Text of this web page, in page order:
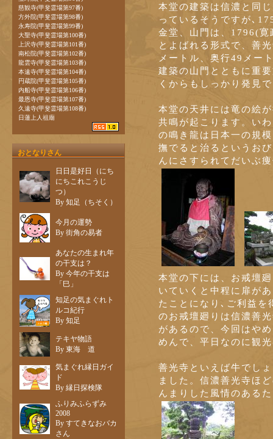
本堂の建築は信濃と同
っているそうですが､
金堂、山門は、1796(
とよばれる形式で、善
メートル、奥行49メー
建築の山門とともに重
くからもしっかり発見
本堂の天井には竜の絵
共鳴が起こります。い
の鳴き龍は日本一の規
撫でると治るというお
んにさすられてだいぶ
本堂の下には、お戒壇
いていくと中程に扉が
たことになり､ご利益を
のお戒壇廻りは信濃善
があるので、今回はや
めんで、平日なのに観
善光寺といえば牛でし
ました。信濃善光寺ほ
んまりした風情のある
慈観寺(甲斐霊場第97番)
方外院(甲斐霊場第98番)
永寿院(甲斐霊場第99番)
大聖寺(甲斐霊場第100番)
上沢寺(甲斐霊場第101番)
南松院(甲斐霊場第102番)
龍雲寺(甲斐霊場第103番)
本遠寺(甲斐霊場第104番)
円蔵院(甲斐霊場第105番)
内船寺(甲斐霊場第106番)
最恩寺(甲斐霊場第107番)
久遠寺(甲斐霊場第108番)
日蓮上人祖廟
おとなりさん
日日是好日（にち
にちこれこうじ
つ）
By 知足（ちそく）
今月の運勢
By 街角の易者
あなたの生まれ年
の干支は？
By 今年の干支は
「巳」
知足の気まぐれト
ルコ紀行
By 知足
テキヤ物語
By 東海 道
気まぐれ縁日ガイ
ド
By 縁日探検隊
ふりみふらずみ
2008
By すてきなおバカ
さん